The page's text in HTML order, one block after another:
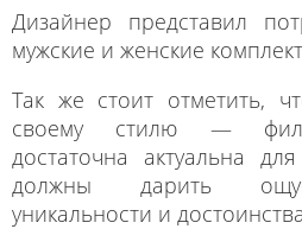
Дизайнер представил
мужские и женские
Так же стоит отметить,
своему стилю —
достаточна актуальна
должны дарить
уникальности и